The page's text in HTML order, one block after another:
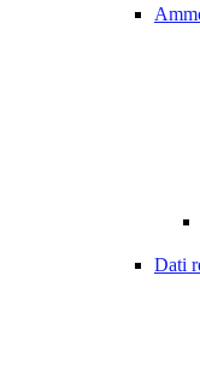
Dati